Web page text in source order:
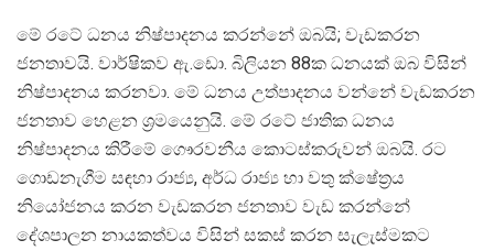
මේ රටේ ධනය නිෂ්පාදනය කරන්නේ ඔබයි; වැඩකරන
ජනතාවයි. වාර්ෂිකව ඇ.ඩො. බිලියන 88ක ධනයක් ඔබ විසින්
නිෂ්පාදනය කරනවා. මේ ධනය උත්පාදනය වන්නේ වැඩකරන
ජනතාව හෙළන ශ‍්‍රමයෙනුයි. මේ රටේ ජාතික ධනය
නිෂ්පාදනය කිරීමේ ගෞරවනීය කොටස්කරුවන් ඔබයි. රට
ගොඩනැගීම සඳහා රාජ්‍ය, අර්ධ රාජ්‍ය හා වතු ක්ෂේත‍්‍රය
නියෝජනය කරන වැඩකරන ජනතාව වැඩ කරන්නේ
දේශපාලන නායකත්වය විසින් සකස් කරන සැලැස්මකට